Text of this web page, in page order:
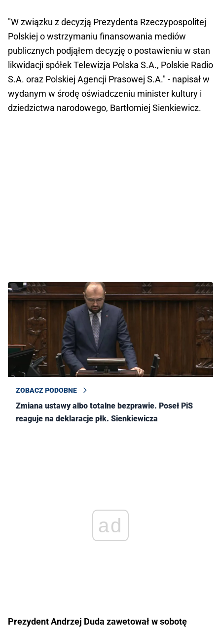
"W związku z decyzją Prezydenta Rzeczypospolitej
Polskiej o wstrzymaniu finansowania mediów
publicznych podjąłem decyzję o postawieniu w stan
likwidacji spółek Telewizja Polska S.A., Polskie Radio
S.A. oraz Polskiej Agencji Prasowej S.A." - napisał w
wydanym w środę oświadczeniu minister kultury i
dziedzictwa narodowego, Bartłomiej Sienkiewicz.
ZOBACZ PODOBNE
Zmiana ustawy albo totalne bezprawie. Poseł PiS
reaguje na deklaracje płk. Sienkiewicza
ad
Prezydent Andrzej Duda zawetował w sobotę